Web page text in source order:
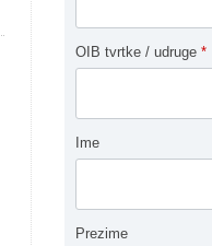
OIB tvrtke / udruge *
Ime
Prezime